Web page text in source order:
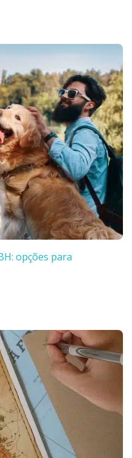
opções para